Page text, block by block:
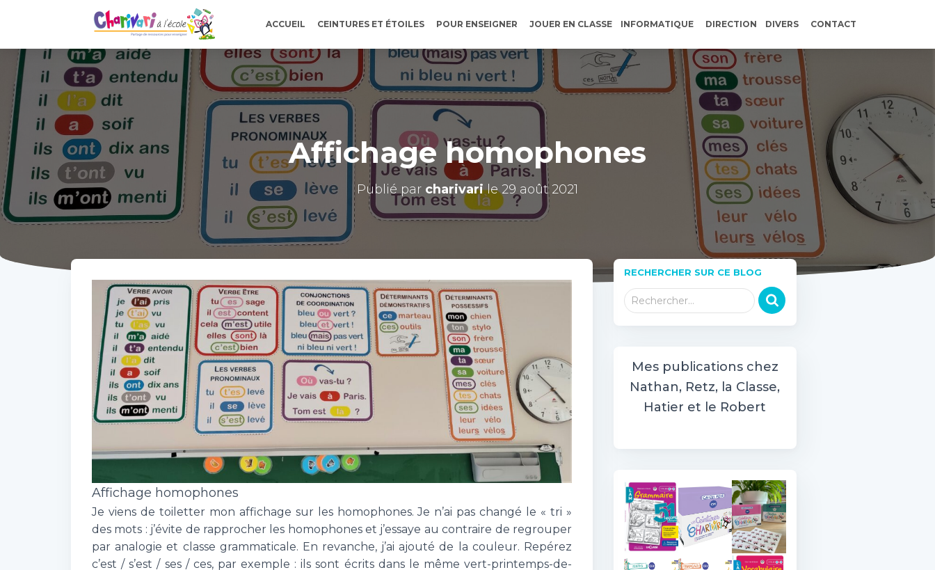
ACCUEIL CEINTURES ET ÉTOILES POUR ENSEIGNER JOUER EN CLASSE INFORMATIQUE DIRECTION DIVERS CONTACT
Affichage homophones
Publié par charivarile29 août 2021
Affichage homophones
Je viens de toiletter mon affichage sur les homophones. Je n’ai pas changé le « tri »
des mots : j’évite de rapprocher les homophones et j’essaye au contraire de regrouper
par analogie et classe grammaticale. En revanche, j’ai ajouté de la couleur. Repérez
c’est / s’est / ses / ces, par exemple : ils sont écrits dans le même vert-printemps-de-
RECHERCHER SUR CE BLOG
R Rechercher…
Mes publications chez
Nathan, Retz, la Classe,
Hatier et le Robert